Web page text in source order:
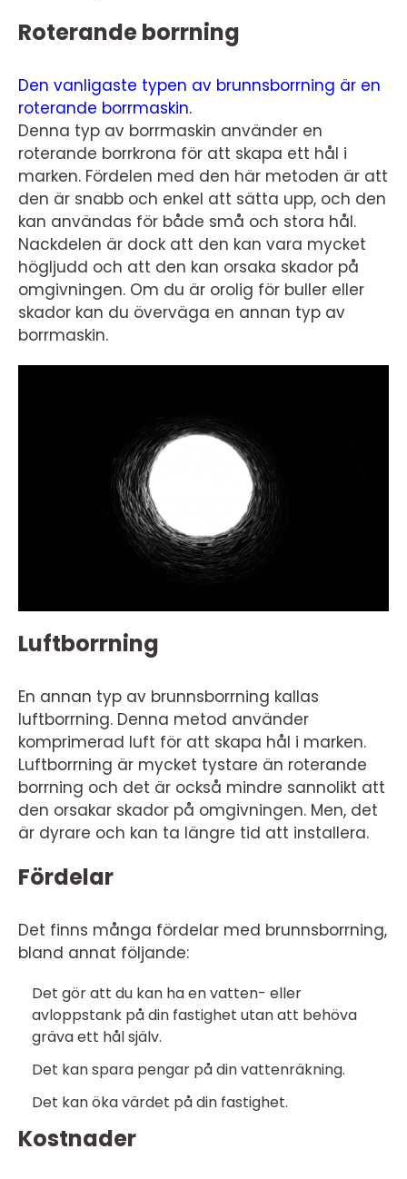
Roterande borrning
Den vanligaste typen av brunnsborrning är en
roterande borrmaskin.
Denna typ av borrmaskin använder en
roterande borrkrona för att skapa ett hål i
marken. Fördelen med den här metoden är att
den är snabb och enkel att sätta upp, och den
kan användas för både små och stora hål.
Nackdelen är dock att den kan vara mycket
högljudd och att den kan orsaka skador på
omgivningen. Om du är orolig för buller eller
skador kan du överväga en annan typ av
borrmaskin.
Luftborrning
En annan typ av brunnsborrning kallas
luftborrning. Denna metod använder
komprimerad luft för att skapa hål i marken.
Luftborrning är mycket tystare än roterande
borrning och det är också mindre sannolikt att
den orsakar skador på omgivningen. Men, det
är dyrare och kan ta längre tid att installera.
Fördelar
Det finns många fördelar med brunnsborrning,
bland annat följande:
Det gör att du kan ha en vatten- eller
avloppstank på din fastighet utan att behöva
gräva ett hål själv.
Det kan spara pengar på din vattenräkning.
Det kan öka värdet på din fastighet.
Kostnader